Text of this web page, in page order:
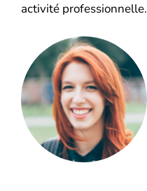
activité professionnelle.